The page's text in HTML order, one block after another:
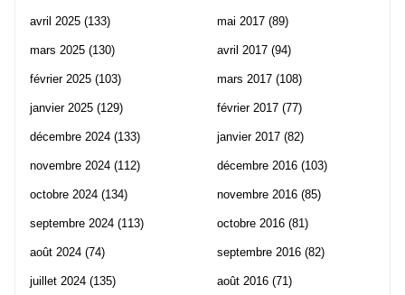
avril 2025 (133)
mars 2025 (130)
février 2025 (103)
janvier 2025 (129)
décembre 2024 (133)
novembre 2024 (112)
octobre 2024 (134)
septembre 2024 (113)
août 2024 (74)
juillet 2024 (135)
mai 2017 (89)
avril 2017 (94)
mars 2017 (108)
février 2017 (77)
janvier 2017 (82)
décembre 2016 (103)
novembre 2016 (85)
octobre 2016 (81)
septembre 2016 (82)
août 2016 (71)